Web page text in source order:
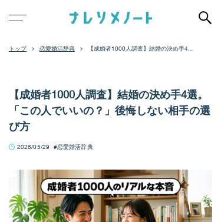
恋愛婚活辞典
【成婚者1000人調査】結婚の決め手4
【成婚者1000人調査】結婚の決め手4選。
「この人でいいの？」後悔しない相手の選
び方
2026/05/29 恋愛婚活辞典